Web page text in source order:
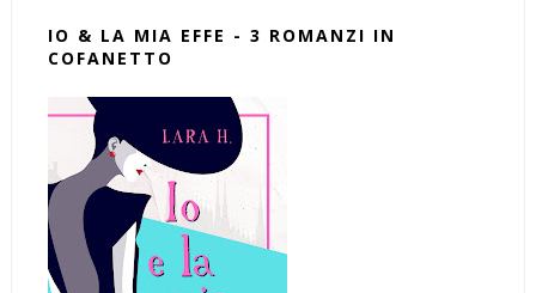
IO & LA MIA EFFE - 3 ROMANZI IN
COFANETTO